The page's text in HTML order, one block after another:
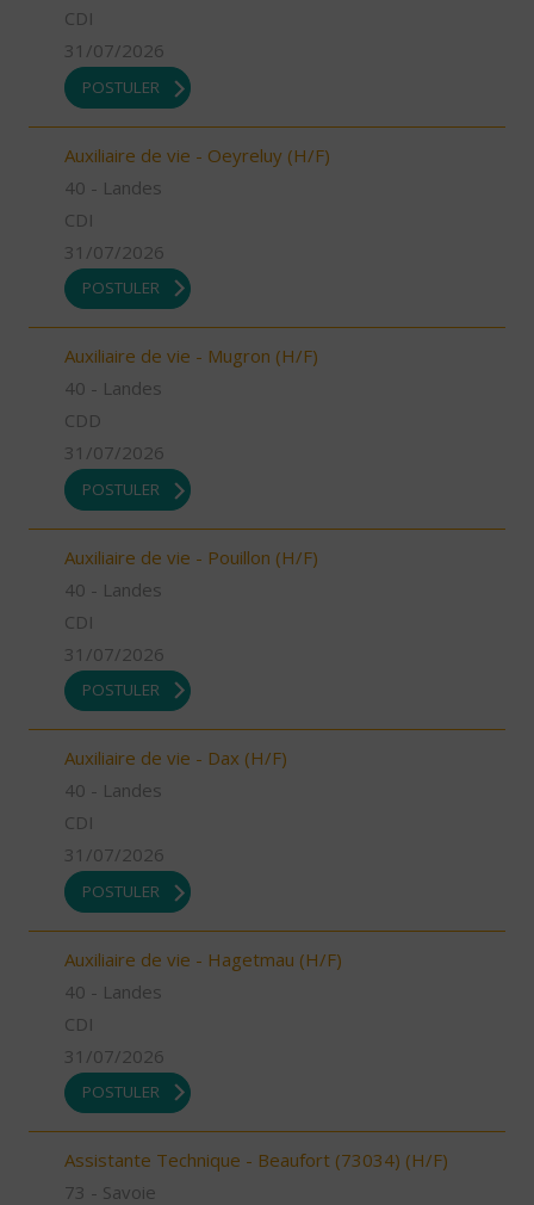
CDI
31/07/2026
POSTULER
Auxiliaire de vie - Oeyreluy (H/F)
40 - Landes
CDI
31/07/2026
POSTULER
Auxiliaire de vie - Mugron (H/F)
40 - Landes
CDD
31/07/2026
POSTULER
Auxiliaire de vie - Pouillon (H/F)
40 - Landes
CDI
31/07/2026
POSTULER
Auxiliaire de vie - Dax (H/F)
40 - Landes
CDI
31/07/2026
POSTULER
Auxiliaire de vie - Hagetmau (H/F)
40 - Landes
CDI
31/07/2026
POSTULER
Assistante Technique - Beaufort (73034) (H/F)
73 - Savoie